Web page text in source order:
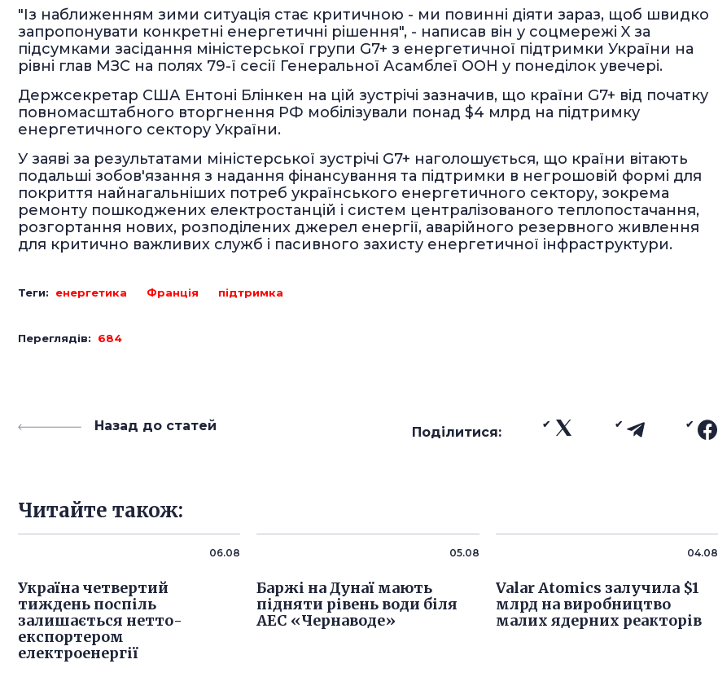
"Із наближенням зими ситуація стає критичною - ми повинні діяти зараз, щоб швидко
запропонувати конкретні енергетичні рішення", - написав він у соцмережі X за
підсумками засідання міністерської групи G7+ з енергетичної підтримки України на
рівні глав МЗС на полях 79-ї сесії Генеральної Асамблеї ООН у понеділок увечері.
Держсекретар США Ентоні Блінкен на цій зустрічі зазначив, що країни G7+ від початку
повномасштабного вторгнення РФ мобілізували понад $4 млрд на підтримку
енергетичного сектору України.
У заяві за результатами міністерської зустрічі G7+ наголошується, що країни вітають
подальші зобов'язання з надання фінансування та підтримки в негрошовій формі для
покриття найнагальніших потреб українського енергетичного сектору, зокрема
ремонту пошкоджених електростанцій і систем централізованого теплопостачання,
розгортання нових, розподілених джерел енергії, аварійного резервного живлення
для критично важливих служб і пасивного захисту енергетичної інфраструктури.
Теги: енергетика Франція підтримка
Переглядів: 684
Назад до статей Поділитися:
Читайте також:
06.08
Україна четвертий
тиждень поспіль
залишається нетто-
експортером
електроенергії
05.08
Баржі на Дунаї мають
підняти рівень води біля
АЕС «Чернаводе»
04.08
Valar Atomics залучила $1
млрд на виробництво
малих ядерних реакторів